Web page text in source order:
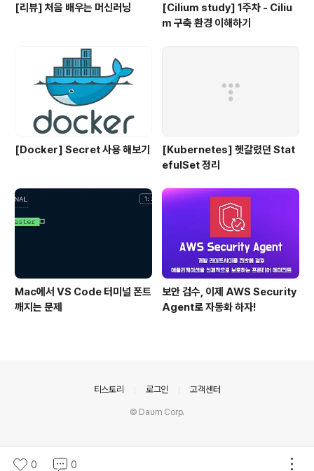
[리뷰] 처음 배우는 머신러닝
[Cilium study] 1주차 - Ciliu
m 구축 환경 이해하기
[Docker] Secret 사용 해보기
[Kubernetes] 헷갈렸던 Stat
efulSet 정리
Mac에서 VS Code 터미널 폰트
깨지는 문제
보안 검수, 이제 AWS Security
Agent로 자동화 하자!
0 0
티스토리 로그인 고객센터
© Daum Corp.